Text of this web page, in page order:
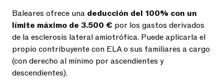
Baleares ofrece una deducción del 100% con un
límite máximo de 3.500 € por los gastos derivados
de la esclerosis lateral amiotrófica. Puede aplicarla el
propio contribuyente con ELA o sus familiares a cargo
(con derecho al mínimo por ascendientes y
descendientes).